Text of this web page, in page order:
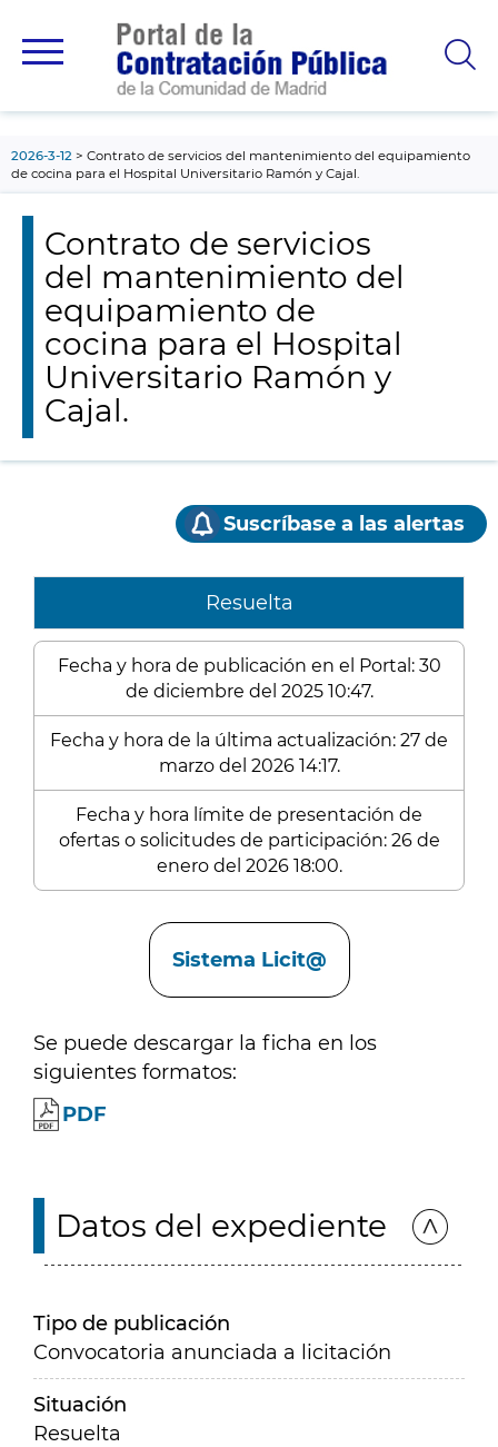
principal
2026-3-12
Contrato de servicios del mantenimiento del equipamiento
de cocina para el Hospital Universitario Ramón y Cajal.
Contrato de servicios
del mantenimiento del
equipamiento de
cocina para el Hospital
Universitario Ramón y
Cajal.
Suscríbase a las alertas
Resuelta
Fecha y hora de publicación en el Portal: 30
de diciembre del 2025 10:47.
Fecha y hora de la última actualización: 27 de
marzo del 2026 14:17.
Fecha y hora límite de presentación de
ofertas o solicitudes de participación: 26 de
enero del 2026 18:00.
Sistema Licit@
Se puede descargar la ficha en los
siguientes formatos:
PDF
Datos del expediente
Tipo de publicación
Convocatoria anunciada a licitación
Situación
Resuelta